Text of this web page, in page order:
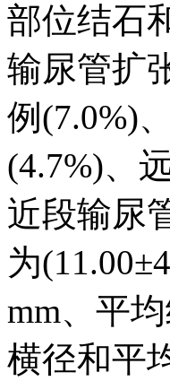
部位结石
输尿管扩
例(7.0%)
(4.7%)、
近段输尿
为
mm、平
横径和平